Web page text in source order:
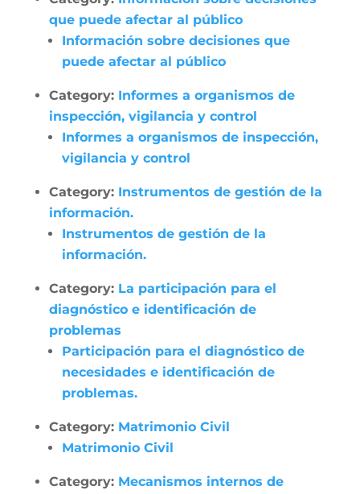
que puede afectar al público
Información sobre decisiones que
puede afectar al público
Category: Informes a organismos de
inspección, vigilancia y control
Informes a organismos de inspección,
vigilancia y control
Category: Instrumentos de gestión de la
información.
Instrumentos de gestión de la
información.
Category: La participación para el
diagnóstico e identificación de
problemas
Participación para el diagnóstico de
necesidades e identificación de
problemas.
Category: Matrimonio Civil
Matrimonio Civil
Category: Mecanismos internos de